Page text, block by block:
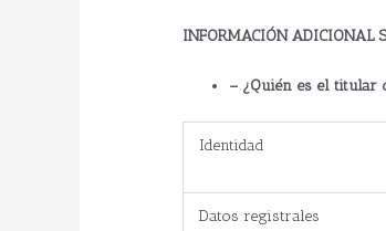
INFORMACIÓN ADICIONAL
– ¿Quién es el titular
Identidad
Datos registrales